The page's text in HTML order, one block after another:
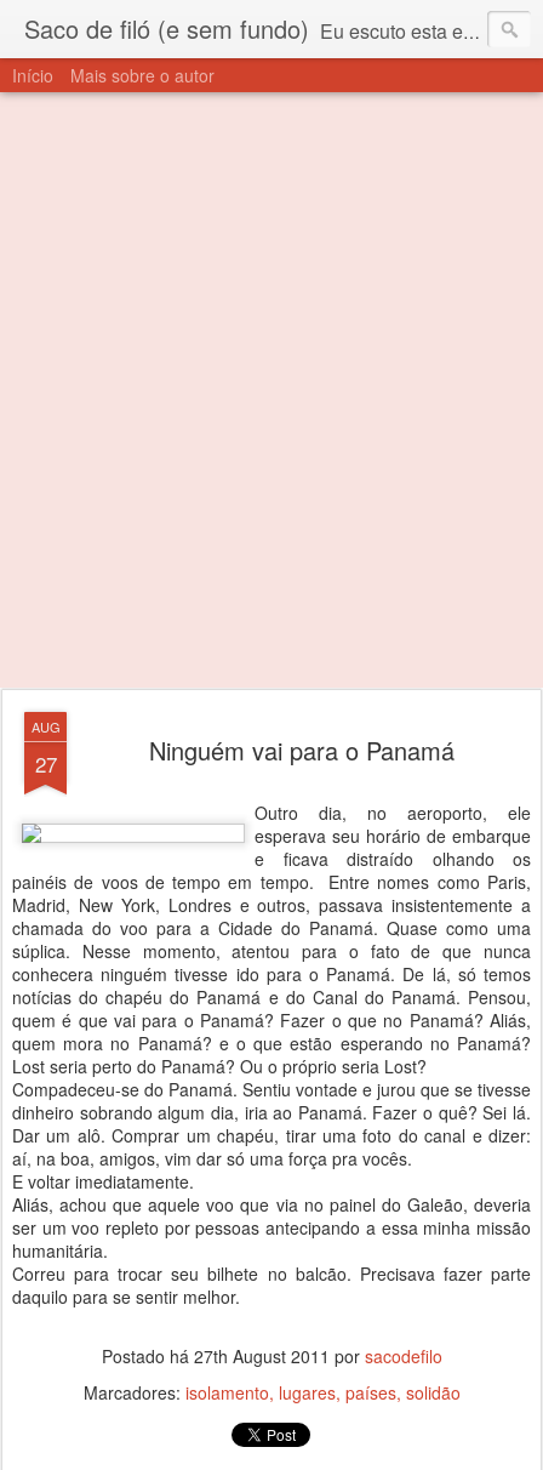
Saco de filó (e sem fundo) Eu escuto esta expressão "saco de filó" desde criança. Para quem não sabe, filó é um tecido todo furadinho e permite que um saco feito com ele, mesmo que muito exposto ao ar soprado para dentro, nunca vai se encher. Aí está o propósito deste nome... Para viver em sociedade tem que ter saco de filó.
Início Mais sobre o autor
AUG
27 Ninguém vai para o Panamá
Outro dia, no aeroporto, ele
esperava seu horário de embarque
e ficava distraído olhando os
painéis de voos de tempo em tempo. Entre nomes como Paris,
Madrid, New York, Londres e outros, passava insistentemente a
chamada do voo para a Cidade do Panamá. Quase como uma
súplica. Nesse momento, atentou para o fato de que nunca
conhecera ninguém tivesse ido para o Panamá. De lá, só temos
notícias do chapéu do Panamá e do Canal do Panamá. Pensou,
quem é que vai para o Panamá? Fazer o que no Panamá? Aliás,
quem mora no Panamá? e o que estão esperando no Panamá?
Lost seria perto do Panamá? Ou o próprio seria Lost?
Compadeceu-se do Panamá. Sentiu vontade e jurou que se tivesse
dinheiro sobrando algum dia, iria ao Panamá. Fazer o quê? Sei lá.
Dar um alô. Comprar um chapéu, tirar uma foto do canal e dizer:
aí, na boa, amigos, vim dar só uma força pra vocês.
E voltar imediatamente.
Aliás, achou que aquele voo que via no painel do Galeão, deveria
ser um voo repleto por pessoas antecipando a essa minha missão
humanitária.
Correu para trocar seu bilhete no balcão. Precisava fazer parte
daquilo para se sentir melhor.
Postado há 27th August 2011 por sacodefilo
Marcadores: isolamento lugares países solidão